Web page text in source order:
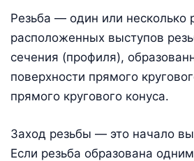
Резьба — один или несколько
расположенных выступов
сечения (профиля),
поверхности прямого
прямого кругового конуса.
Заход резьбы — это начало
Если резьба образована